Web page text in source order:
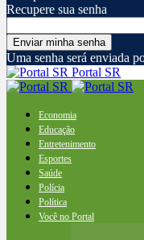
Recupere sua senha
Uma senha será enviada
Portal SR
Economia
Educação
Entretenimento
Esportes
Saúde
Polícia
Política
Você no Portal